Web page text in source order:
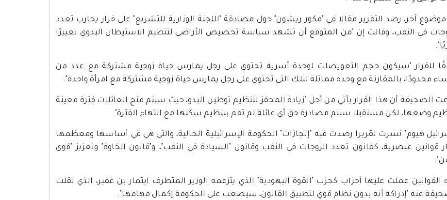
آخر، رصد التقرير مقالا في "مكور ريشون" حول مصادقة "اللجنة الوزارية للتشريع" على قرار يحارب تعدد
في النقب، وقالت إن "من المتوقع أن تشهد سياسة تخصيص الأراضي لتنظيم الاستيطان البدوي تغييرًا
للقرار "سيكون حجم التعويضات لوحدة أسرية تحتوي على رجل يمارس حياة زوجية مشتركة مع عدد من
محدودًا، بالمقارنة مع وحدة مماثلة لتلك التي تحتوي على رجل يمارس حياة زوجية مشتركة مع امرأة واحدة".
الصحيفة أن هذا القرار يأتي من أجل "زيادة المحفز لتنظيم توطين البدو، حيث سيتم منح العائلات فترة معينة
وضعها، لكن مستقبلا سيتم مصادرة حق أي عائلة لم تقم بتنظيم سكنها مع انتهاء الفترة".
هيوم" نشرت تقريرا رصدت فيه "إنجازات" الحكومة الإسرائيلية الحالية، والتي هي في أساسها ومعظمها
قوانين عنصرية، كقانون تعدد الزوجات في النقب وقانون "السيادة في النقب"، و"قانون الخاوة" وتعزيز "قوى
القوانين عملت عليها أحزاب كحزب "القوة اليهودية" الذي يتزعمه الوزير المتطرف ايتمار بن غفير، الذي نقلت
عنه "إدراكه أنه بدون نظام قوي لتطبيق القانون، سيصعب على الحكومة إكمال مهامها".